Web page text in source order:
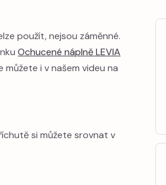
použít, nejsou záměnné.
Ochucené náplně LEVIA
můžete i v našem videu na
si můžete srovnat v